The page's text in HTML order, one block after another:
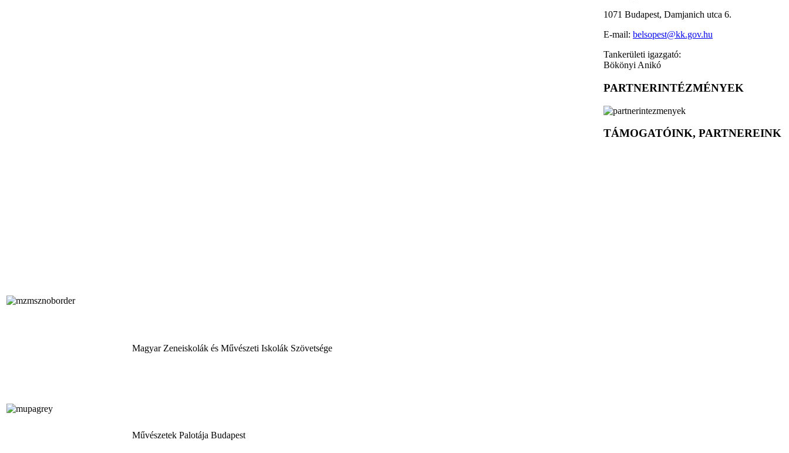
1071 Budapest, Damjanich utca 6.
E-mail: belsopest@kk.gov.hu
Tankerületi igazgató:
Bökönyi Anikó
PARTNERINTÉZMÉNYEK
TÁMOGATÓINK, PARTNEREINK
Magyar Zeneiskolák és Művészeti Iskolák Szövetsége
Művészetek Palotája Budapest